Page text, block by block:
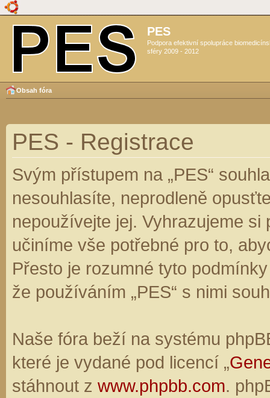
PES
Podpora efektivní spolupráce
sféry 2009 - 2012
Obsah fóra
PES - Registrace
Svým přístupem na „PES“
nesouhlasíte, neprodleně
nepoužívejte jej. Vyhrazujeme
učiníme vše potřebné pro to,
Přesto je rozumné tyto
že používáním „PES“ s nimi
Naše fóra beží na systému
které je vydané pod licencí „
stáhnout z www.phpbb.com.